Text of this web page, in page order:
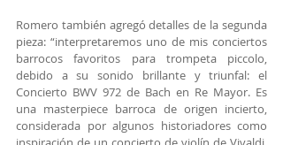
Romero también agregó detalles de la segunda
pieza: “interpretaremos uno de mis conciertos
barrocos favoritos para trompeta piccolo,
debido a su sonido brillante y triunfal: el
Concierto BWV 972 de Bach en Re Mayor. Es
una masterpiece barroca de origen incierto,
considerada por algunos historiadores como